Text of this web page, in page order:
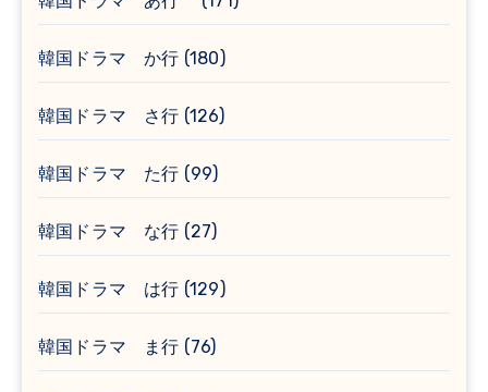
韓国ドラマ か行 (180)
韓国ドラマ さ行 (126)
韓国ドラマ た行 (99)
韓国ドラマ な行 (27)
韓国ドラマ は行 (129)
韓国ドラマ ま行 (76)